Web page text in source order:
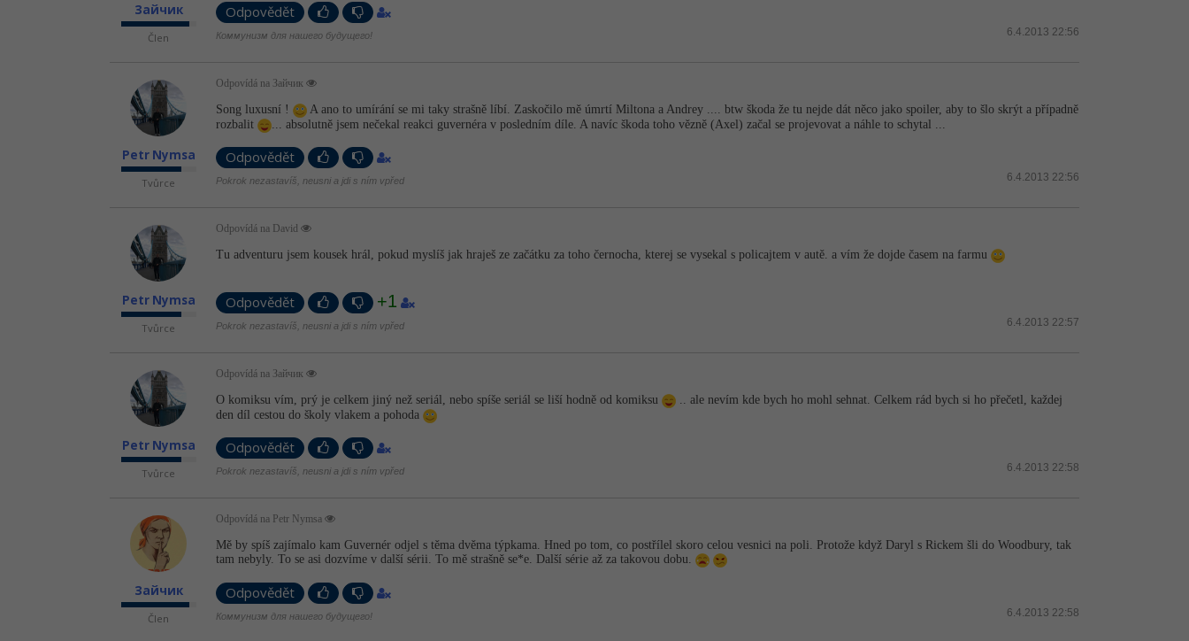
Зайчик
Člen
Odpovědět
6.4.2013 22:56
Коммунизм для нашего будущего!
Petr Nymsa
Tvůrce
Odpovídá na Зайчик
Song luxusní !
A ano to umírání se mi taky strašně líbí. Zaskočilo mě úmrtí Miltona a Andrey .... btw škoda že tu nejde dát něco jako spoiler, aby to šlo skrýt a případně
rozbalit
... absolutně jsem nečekal reakci guvernéra v posledním díle. A navíc škoda toho vězně (Axel) začal se projevovat a náhle to schytal ...
Odpovědět
6.4.2013 22:56
Pokrok nezastavíš, neusni a jdi s ním vpřed
Petr Nymsa
Tvůrce
Odpovídá na David
Tu adventuru jsem kousek hrál, pokud myslíš jak hraješ ze začátku za toho černocha, kterej se vysekal s policajtem v autě. a vím že dojde časem na farmu
Odpovědět +1
6.4.2013 22:57
Pokrok nezastavíš, neusni a jdi s ním vpřed
Petr Nymsa
Tvůrce
Odpovídá na Зайчик
O komiksu vím, prý je celkem jiný než seriál, nebo spíše seriál se liší hodně od komiksu
.. ale nevím kde bych ho mohl sehnat. Celkem rád bych si ho přečetl, každej
den díl cestou do školy vlakem a pohoda
Odpovědět
6.4.2013 22:58
Pokrok nezastavíš, neusni a jdi s ním vpřed
Зайчик
Člen
Odpovídá na Petr Nymsa
Mě by spíš zajímalo kam Guvernér odjel s těma dvěma týpkama. Hned po tom, co postřílel skoro celou vesnici na poli. Protože když Daryl s Rickem šli do Woodbury, tak
tam nebyly. To se asi dozvíme v další sérii. To mě strašně se*e. Další série až za takovou dobu.
Odpovědět
6.4.2013 22:58
Коммунизм для нашего будущего!